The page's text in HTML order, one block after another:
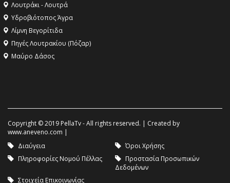
Λουτράκι - Λουτρά
Υδροβιότοπος Άγρα
Λίμνη Βεγορίτιδα
Πηγές Λουτρακίου (Πόζαρ)
Μαύρο Δάσος
Copyright © 2019 PellaTv - All rights reserved. | Created by
www.aneveno.com |
Διαύγεια
Όροι Χρήσης
Πληροφορίες Νομού Πέλλας
Προστασία Προσωπικών
Δεδομένων
Στοιχεία Επικοινωνίας